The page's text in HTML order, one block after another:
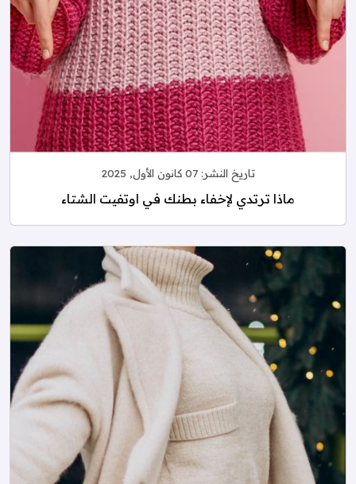
تاريخ النشر:07 كانون الأول, 2025
ماذا ترتدي لإخفاء بطنك في اوتفيت الشتاء